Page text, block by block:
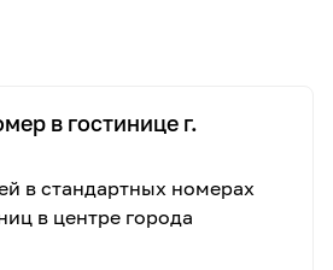
–
(шторм, туман и т.п.),
дорогах (пробки) и другими
факторами.
храмов
и
монастыря
головных уборов, женщины
в гостинице г.
в стандартных номерах
в центре города